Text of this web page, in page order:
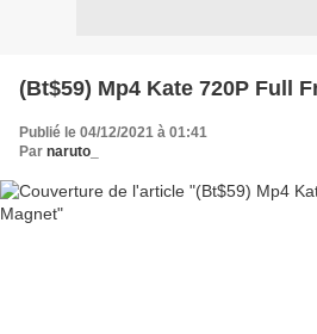
(Bt$59) Mp4 Kate 720P Full
Publié le 04/12/2021 à 01:41
Par naruto_